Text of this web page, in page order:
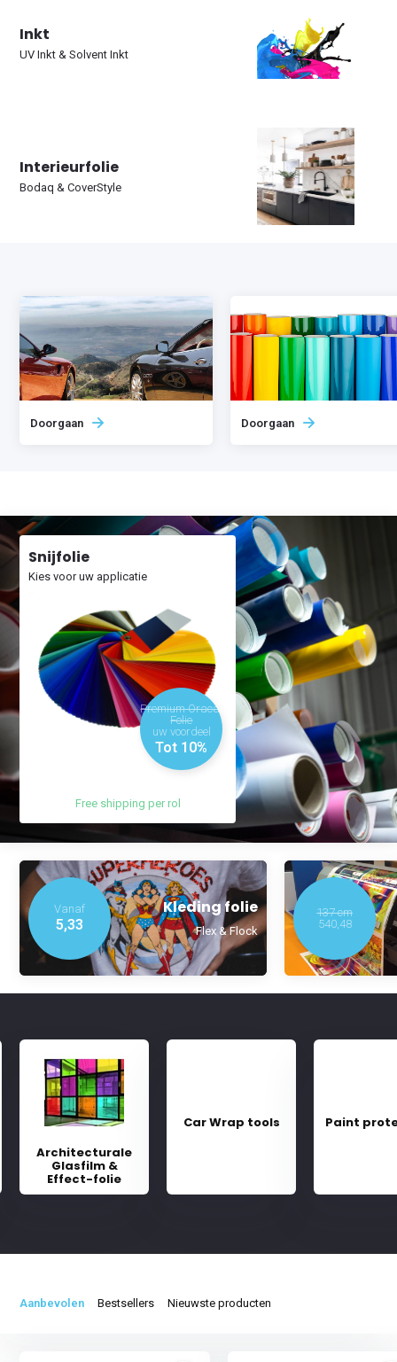
Snijfolie
Kies voor uw applicatie
Premium Oracal
Folie
uw voordeel
Tot 10%
Free shipping per rol
Kleding folie
Flex & Flock
Vanaf
5,33
137 cm
540,48
Doorgaan Doorgaan
Inkt
UV Inkt & Solvent Inkt
Interieurfolie
Bodaq & CoverStyle
Architecturale
Glasfilm &
Effect-folie
Car Wrap tools Paint
Aanbevolen Bestsellers Nieuwste producten